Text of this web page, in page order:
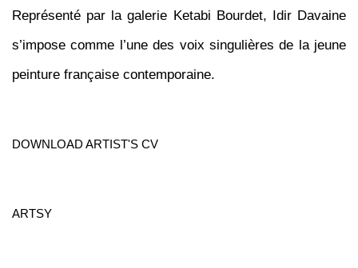
Représenté par la galerie Ketabi Bourdet, Idir Davaine
s’impose comme l’une des voix singulières de la jeune
peinture française contemporaine.
DOWNLOAD ARTIST'S CV
ARTSY